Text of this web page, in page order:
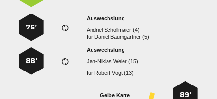
Auswechslung
  
für   
75’
Auswechslung
  
für   
88’
89’
Gelbe Karte